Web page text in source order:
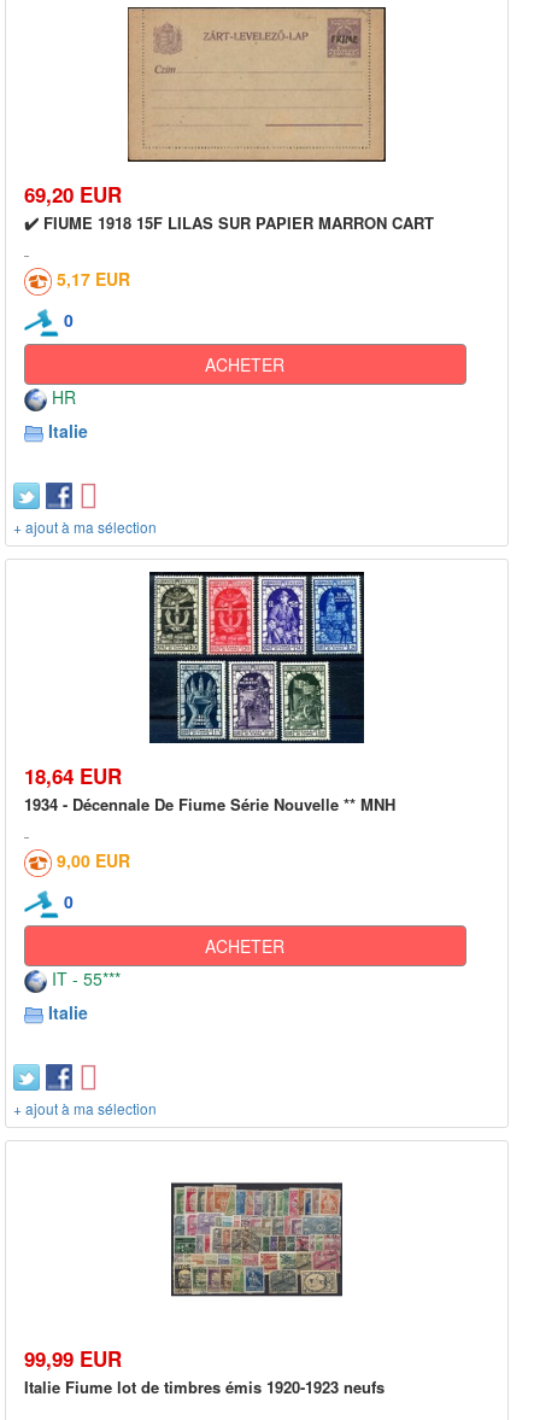
69,20 EUR
✔️ FIUME 1918 15F LILAS SUR PAPIER MARRON CART
5,17 EUR
0
ACHETER
HR
Italie
+ ajout à ma sélection
18,64 EUR
1934 - Décennale De Fiume Série Nouvelle ** MNH
9,00 EUR
0
ACHETER
IT - 55***
Italie
+ ajout à ma sélection
99,99 EUR
Italie Fiume lot de timbres émis 1920-1923 neufs